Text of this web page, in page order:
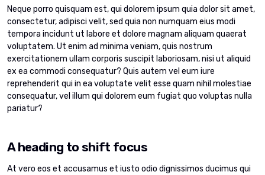
Neque porro quisquam est, qui dolorem ipsum quia dolor sit amet,
consectetur, adipisci velit, sed quia non numquam eius modi
tempora incidunt ut labore et dolore magnam aliquam quaerat
voluptatem. Ut enim ad minima veniam, quis nostrum
exercitationem ullam corporis suscipit laboriosam, nisi ut aliquid
ex ea commodi consequatur? Quis autem vel eum iure
reprehenderit qui in ea voluptate velit esse quam nihil molestiae
consequatur, vel illum qui dolorem eum fugiat quo voluptas nulla
pariatur?
A heading to shift focus
At vero eos et accusamus et iusto odio dignissimos ducimus qui